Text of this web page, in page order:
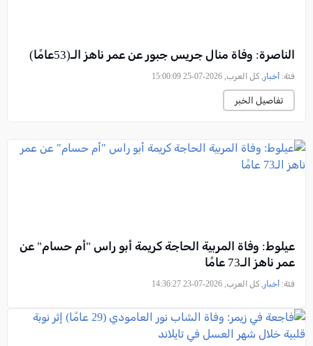
الناصرة: وفاة منال جريس جبور عن عمر ناهز الـ(53عامًا)
فئة: أخبار , كل العرب, 2026-07-25 15:00:09
تفاصيل الخبر
عيلوط: وفاة المربية الحاجة كريمة أبو راس "أم حسام" عن
عمر ناهز الـ73 عامًا
فئة: أخبار , كل العرب, 2026-07-23 14:36:27